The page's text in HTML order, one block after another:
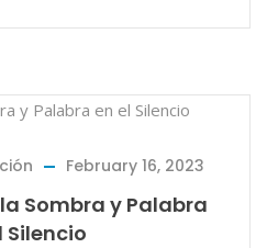
February 16, 2023
Sombra y Palabra
Silencio